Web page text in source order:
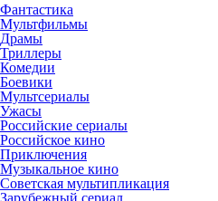
Фантастика
Мультфильмы
Драмы
Триллеры
Комедии
Боевики
Мультсериалы
Ужасы
Российские сериалы
Российское кино
Приключения
Музыкальное кино
Советская мультипликация
Зарубежный сериал